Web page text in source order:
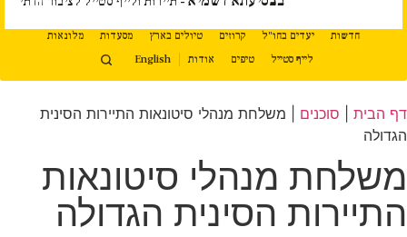
חדשות יעדים בחו"ל קרוזים טיולים בארץ מסעדות
מלונאות
לייף סטייל
טיפים אודות English
דף הבית סוכנים
משלחת מנהלי סיטונאות התיירות הסינית
הגדולה
משלחת מנהלי סיטונאות
התיירות הסינית הגדולה